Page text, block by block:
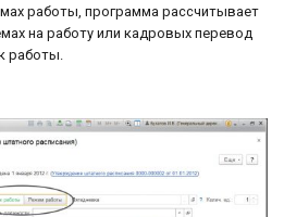
работы, программа рассчитывает
на работу или кадровых перевод
работы.